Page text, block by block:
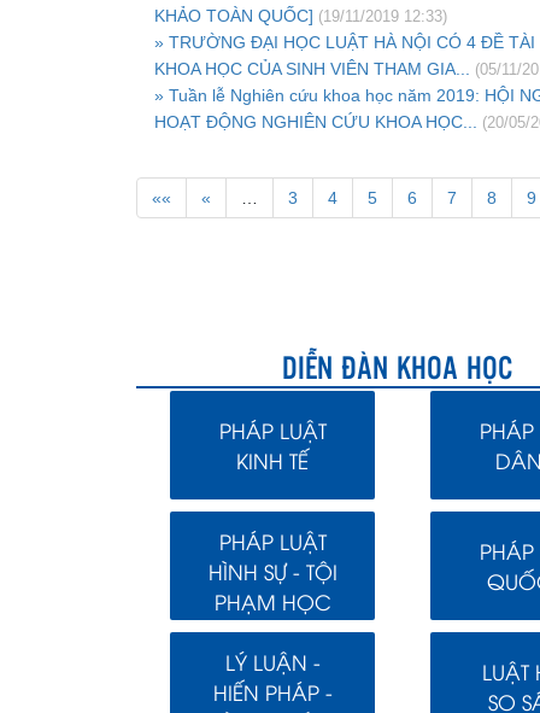
KHẢO TOÀN QUỐC] (19/11/2019 12:33)
» TRƯỜNG ĐẠI HỌC LUẬT HÀ NỘI CÓ 4 ĐỀ TÀI
KHOA HỌC CỦA SINH VIÊN THAM GIA...
(05/11/
» Tuần lễ Nghiên cứu khoa học năm 2019: HỘI
HOẠT ĐỘNG NGHIÊN CỨU KHOA HỌC...
(20/05/
«« « 3 4 5 6 7 8 9
DIỄN ĐÀN KHOA HỌC
PHÁP LUẬT
KINH TẾ
PHÁP
PHÁP LUẬT
HÌNH SỰ - TỘI
PHẠM HỌC
PHÁP
LÝ LUẬN -
HIẾN PHÁP -
LUẬT
SO